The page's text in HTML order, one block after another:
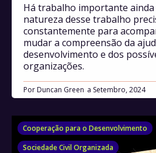
Por Duncan Green Setembro, 2024
Há trabalho importante ainda
natureza desse trabalho
constantemente para
mudar a compreensão da
desenvolvimento e dos
organizações.
Cooperação para o Desenvolvimento
Sociedade Civil Organizada